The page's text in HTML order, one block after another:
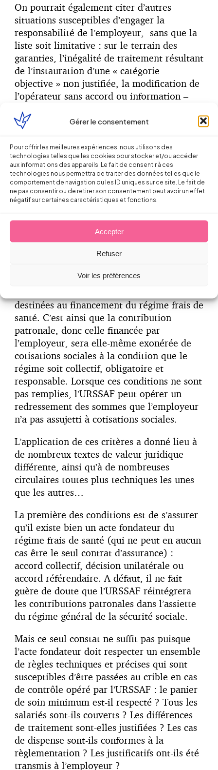
Gérer le consentement
Pour offrir les meilleures expériences, nous utilisons des
technologies telles que les cookies pour stocker et/ou accéder
aux informations des appareils. Le fait de consentir à ces
technologies nous permettra de traiter des données telles que le
comportement de navigation ou les ID uniques sur ce site. Le fait de
ne pas consentir ou de retirer son consentement peut avoir un effet
négatif sur certaines caractéristiques et fonctions.
Accepter
Refuser
Voir les préférences
On pourrait également citer d’autres
situations susceptibles d’engager la
responsabilité de l’employeur, sans que la
liste soit limitative : sur le terrain des
garanties, l’inégalité de traitement résultant
de l’instauration d’une « catégorie
objective » non justifiée, la modification de
l’opérateur sans accord ou information –
selon les cas – des salariés, l’absence
d’information sur l’évolution des garanties,
dispense, la réintégration sociale de la
contribution patronale (suite à
redressement de l’URSSAF, cf. 2° ci-
dessous) etc…
La responsabilité de l’employeur en cas
de contrôle de l’URSSAF
de l’application d’un régime de faveur
destinées au financement du régime frais de
santé. C’est ainsi que la contribution
patronale, donc celle financée par
l’employeur, sera elle-même exonérée de
cotisations sociales à la condition que le
régime soit collectif, obligatoire et
responsable. Lorsque ces conditions ne sont
pas remplies, l’URSSAF peut opérer un
redressement des sommes que l’employeur
n’a pas assujetti à cotisations sociales.
L’application de ces critères a donné lieu à
de nombreux textes de valeur juridique
différente, ainsi qu’à de nombreuses
circulaires toutes plus techniques les unes
que les autres…
La première des conditions est de s’assurer
qu’il existe bien un acte fondateur du
régime frais de santé (qui ne peut en aucun
cas être le seul contrat d’assurance) :
accord collectif, décision unilatérale ou
accord référendaire. A défaut, il ne fait
guère de doute que l’URSSAF réintégrera
les contributions patronales dans l’assiette
du régime général de la sécurité sociale.
Mais ce seul constat ne suffit pas puisque
l’acte fondateur doit respecter un ensemble
de règles techniques et précises qui sont
susceptibles d’être passées au crible en cas
de contrôle opéré par l’URSSAF : le panier
de soin minimum est-il respecté ? Tous les
salariés sont-ils couverts ? Les différences
de traitement sont-elles justifiées ? Les cas
de dispense sont-ils conformes à la
règlementation ? Les justificatifs ont-ils été
transmis à l’employeur ?